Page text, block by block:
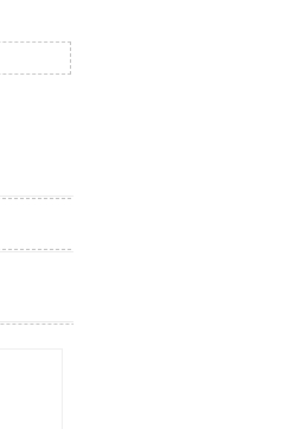
SAATGUT ALTER UND